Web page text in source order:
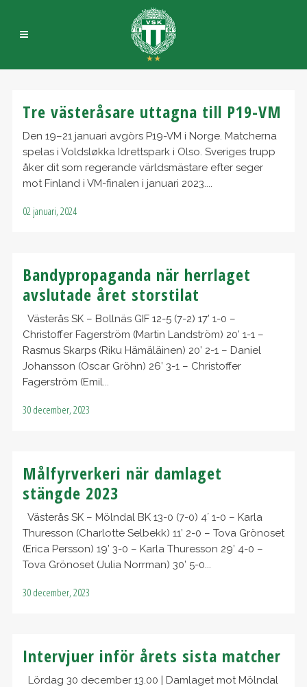
Tre västeråsare uttagna till P19-VM
Den 19–21 januari avgörs P19-VM i Norge. Matcherna
spelas i Voldsløkka Idrettspark i Olso. Sveriges trupp
åker dit som regerande världsmästare efter seger
mot Finland i VM-finalen i januari 2023....
02 januari, 2024
Bandypropaganda när herrlaget
avslutade året storstilat
Västerås SK – Bollnäs GIF 12-5 (7-2) 17’ 1-0 –
Christoffer Fagerström (Martin Landström) 20’ 1-1 –
Rasmus Skarps (Riku Hämäläinen) 20’ 2-1 – Daniel
Johansson (Oscar Gröhn) 26’ 3-1 – Christoffer
Fagerström (Emil...
30 december, 2023
Målfyrverkeri när damlaget
stängde 2023
Västerås SK – Mölndal BK 13-0 (7-0) 4´ 1-0 – Karla
Thuresson (Charlotte Selbekk) 11’ 2-0 – Tova Grönoset
(Erica Persson) 19’ 3-0 – Karla Thuresson 29’ 4-0 –
Tova Grönoset (Julia Norrman) 30’ 5-0...
30 december, 2023
Intervjuer inför årets sista matcher
Lördag 30 december 13.00 | Damlaget mot Mölndal